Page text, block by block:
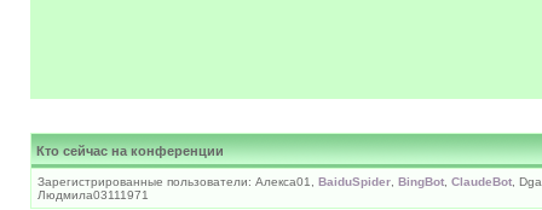
Кто сейчас на конференции
Зарегистрированные пользователи: Алекса01, BaiduSpider BingBot ClaudeBot ,
Людмила03111971